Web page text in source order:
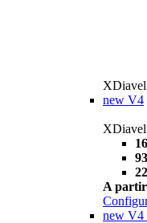
XDiavel
new V4
A partir
new V4